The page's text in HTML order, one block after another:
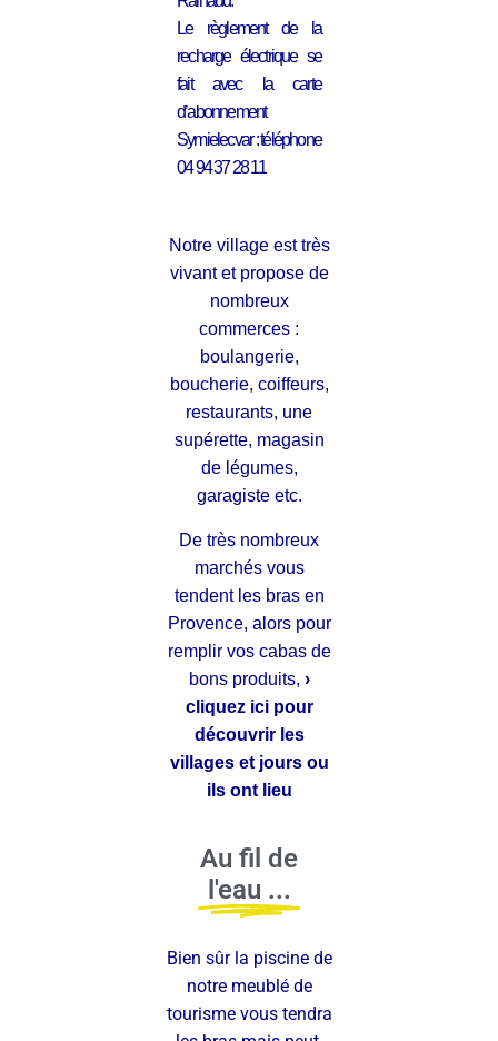
Le règlement de la
recharge électrique se
fait avec la carte
d’abonnement
Symielecvar : téléphone
04 94 37 28 11
Notre village est très
vivant et propose de
nombreux
commerces :
boulangerie,
boucherie, coiffeurs,
restaurants, une
supérette, magasin
de légumes,
garagiste etc.
De très nombreux
marchés vous
tendent les bras en
Provence, alors pour
remplir vos cabas de
bons produits, ›
cliquez ici pour
découvrir les
villages et jours ou
ils ont lieu
Au fil de
l'eau ...
Bien sûr la piscine de
notre meublé de
tourisme vous tendra